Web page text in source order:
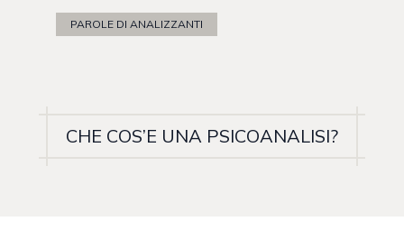
PAROLE DI ANALIZZANTI
CHE COS’E UNA PSICOANALISI?